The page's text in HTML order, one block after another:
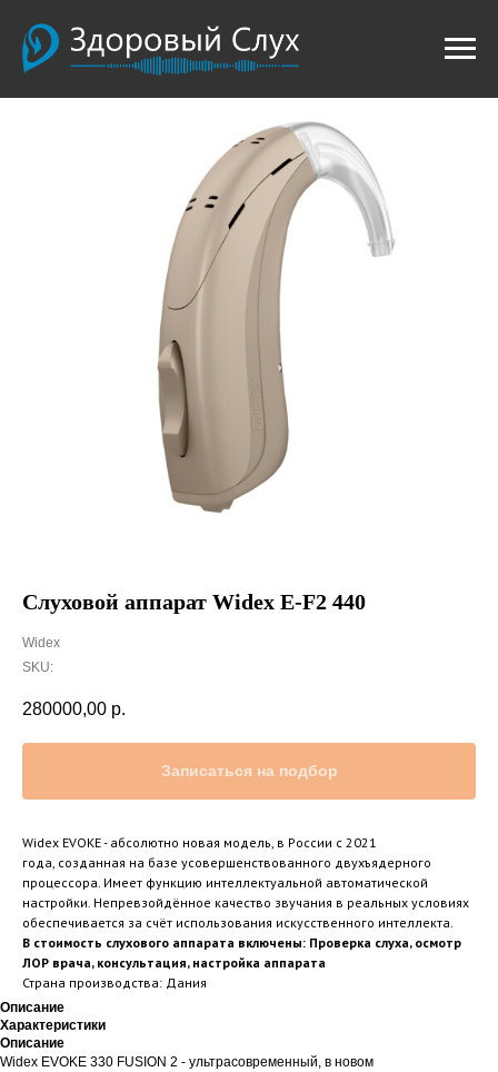
Слуховой аппарат Widex E-F2 440
Widex
SKU:
280000,00 р.
Записаться на подбор
Widex EVOKE - абсолютно новая модель, в России с 2021
года, созданная на базе усовершенствованного двухъядерного
процессора. Имеет функцию интеллектуальной автоматической
настройки. Непревзойдённое качество звучания в реальных условиях
обеспечивается за счёт использования искусственного интеллекта.
В стоимость слухового аппарата включены: Проверка слуха, осмотр
ЛОР врача, консультация, настройка аппарата
Страна производства: Дания
Описание
Характеристики
Описание
Widex EVOKE 330 FUSION 2 - ультрасовременный, в новом